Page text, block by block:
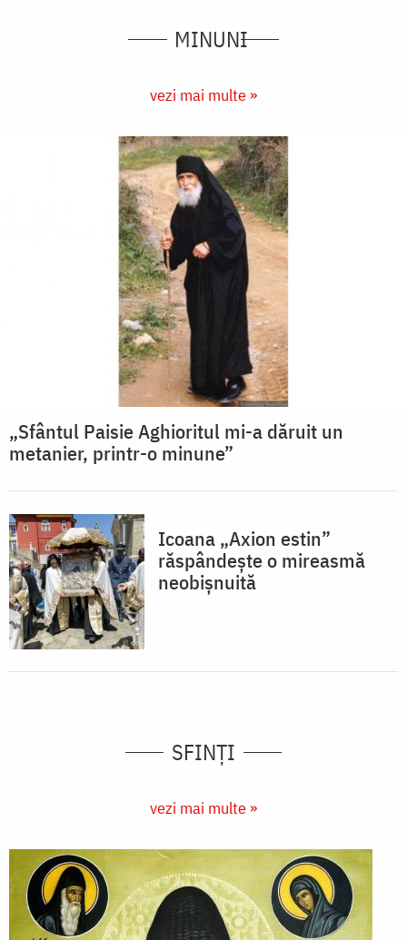
MINUNI
vezi mai multe »
„Sfântul Paisie Aghioritul mi-a dăruit un
metanier, printr-o minune”
Icoana „Axion estin”
răspândește o mireasmă
neobișnuită
SFINȚI
vezi mai multe »